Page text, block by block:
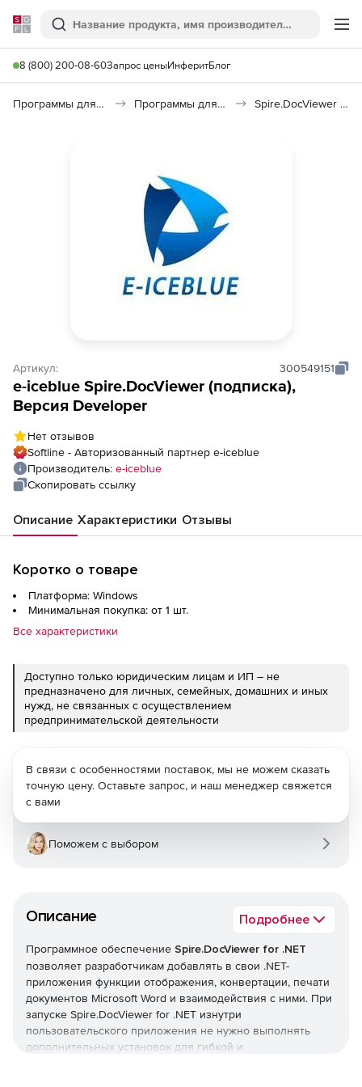
Softline
Поиск
8 (800) 200-08-60Запрос ценыИнферитБлог
Программы для программирования Программы для разработки ПО Spire.DocViewer for .NET
Артикул: 300549151
e-iceblue Spire.DocViewer (подписка),
Версия Developer
Нет отзывов
Softline - Авторизованный партнер e-iceblue
Производитель: e-iceblue
Скопировать ссылку
Описание Характеристики Отзывы
Коротко о товаре
Платформа: Windows
Минимальная покупка: от 1 шт.
Все характеристики
Доступно только юридическим лицам и ИП – не
предназначено для личных, семейных, домашних и иных
нужд, не связанных с осуществлением
предпринимательской деятельности
Описание Подробнее
Программное обеспечение Spire.DocViewer for .NET
позволяет разработчикам добавлять в свои .NET-
приложения функции отображения, конвертации, печати
документов Microsoft Word и взаимодействия с ними. При
запуске Spire.DocViewer for .NET изнутри
пользовательского приложения не нужно выполнять
дополнительных установок для гибкой и
В связи с особенностями поставок, мы не можем сказать
точную цену. Оставьте запрос, и наш менеджер свяжется
с вами
Поможем с выбором